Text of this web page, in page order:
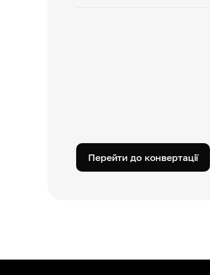
Перейти до конвертації